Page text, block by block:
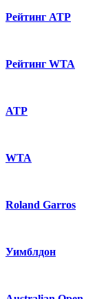
Рейтинг ATP
Рейтинг WTA
ATP
WTA
Roland Garros
Уимблдон